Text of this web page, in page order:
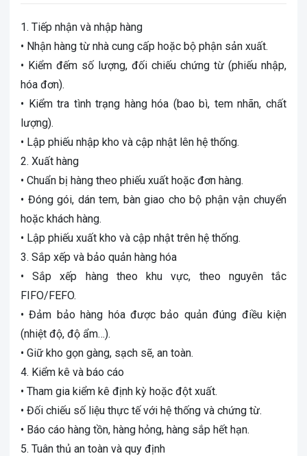
1. Tiếp nhận và nhập hàng
• Nhận hàng từ nhà cung cấp hoặc bộ phận sản xuất.
• Kiểm đếm số lượng, đối chiếu chứng từ (phiếu nhập,
hóa đơn).
• Kiểm tra tình trạng hàng hóa (bao bì, tem nhãn, chất
lượng).
• Lập phiếu nhập kho và cập nhật lên hệ thống.
2. Xuất hàng
• Chuẩn bị hàng theo phiếu xuất hoặc đơn hàng.
• Đóng gói, dán tem, bàn giao cho bộ phận vận chuyển
hoặc khách hàng.
• Lập phiếu xuất kho và cập nhật trên hệ thống.
3. Sắp xếp và bảo quản hàng hóa
• Sắp xếp hàng theo khu vực, theo nguyên tắc
FIFO/FEFO.
• Đảm bảo hàng hóa được bảo quản đúng điều kiện
(nhiệt độ, độ ẩm…).
• Giữ kho gọn gàng, sạch sẽ, an toàn.
4. Kiểm kê và báo cáo
• Tham gia kiểm kê định kỳ hoặc đột xuất.
• Đối chiếu số liệu thực tế với hệ thống và chứng từ.
• Báo cáo hàng tồn, hàng hỏng, hàng sắp hết hạn.
5. Tuân thủ an toàn và quy định